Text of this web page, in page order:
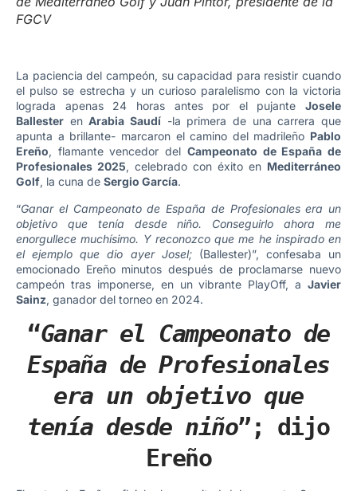
FGCV
La paciencia del campeón, su capacidad para resistir cuando
el pulso se estrecha y un curioso paralelismo con la victoria
lograda apenas 24 horas antes por el pujante Josele
Ballester enArabia Saudí -la primera de una carrera que
apunta a brillante- marcaron el camino del madrileño Pablo
Ereño, flamante vencedor del Campeonato de España de
Profesionales 2025, celebrado con éxito en Mediterráneo
Golf, la cuna de Sergio García.
“Ganar el Campeonato de España de Profesionales era un
objetivo que tenía desde niño. Conseguirlo ahora me
enorgullece muchísimo. Y reconozco que me he inspirado en
el ejemplo que dio ayer Josel;(Ballester)”, confesaba un
emocionado Ereño minutos después de proclamarse nuevo
campeón tras imponerse, en un vibrante PlayOff, a Javier
Sainz, ganador del torneo en 2024.
“Ganar el Campeonato de
España de Profesionales
era un objetivo que
tenía desde niño”; dijo
Ereño